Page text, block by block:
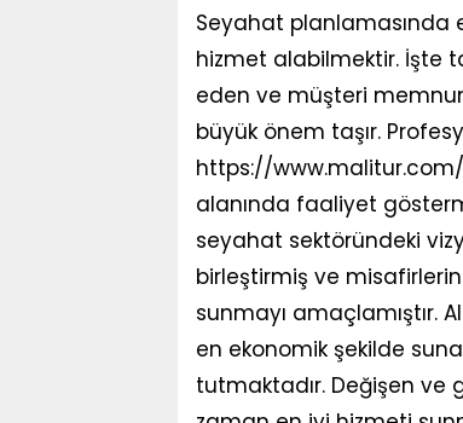
Seyahat planlamasında
hizmet alabilmektir. İşte
eden ve müşteri
büyük önem taşır.
https://
alanında faaliyet
seyahat sektöründeki
birleştirmiş ve
sunmayı amaçlamıştır.
en ekonomik şekilde
tutmaktadır. Değişen ve